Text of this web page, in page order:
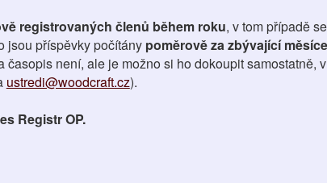
registrovaných členů během roku, v tom případě se
jsou příspěvky počítánypoměrově za zbývající měsíce
časopis není, ale je možno si ho dokoupit samostatně, v
ustredi@woodcraft.cz).
Registr OP.